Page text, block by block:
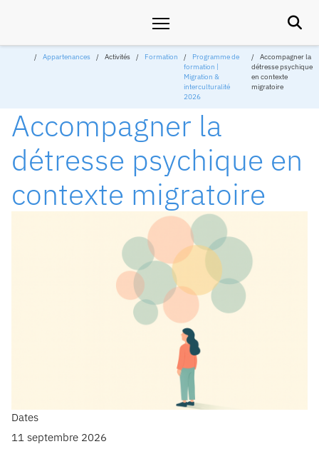

Appartenances Activités Formation
Programme de
formation |
Migration &
interculturalité
2026
Accompagner la
détresse psychique
en contexte
migratoire
Accompagner la
détresse psychique en
contexte migratoire
Dates
11 septembre 2026